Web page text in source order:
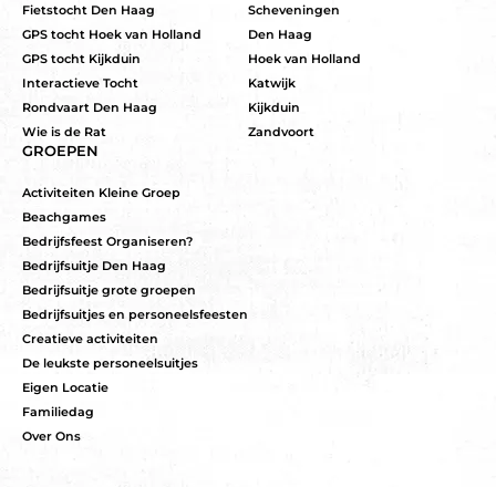
Fietstocht Den Haag
GPS tocht Hoek van Holland
GPS tocht Kijkduin
Interactieve Tocht
Rondvaart Den Haag
Wie is de Rat
Scheveningen
Den Haag
Hoek van Holland
Katwijk
Kijkduin
Zandvoort
GROEPEN
Activiteiten Kleine Groep
Beachgames
Bedrijfsfeest Organiseren?
Bedrijfsuitje Den Haag
Bedrijfsuitje grote groepen
Bedrijfsuitjes en personeelsfeesten
Creatieve activiteiten
De leukste personeelsuitjes
Eigen Locatie
Familiedag
Over Ons